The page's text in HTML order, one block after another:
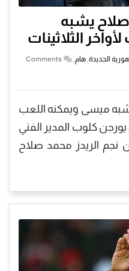
يشبه
الثلاثينات
الجديدة,هام,
Comments
ميسى ويمكنه اللعب
يورجن كلوب المدير الفني
نجم الريدز محمد صلاح